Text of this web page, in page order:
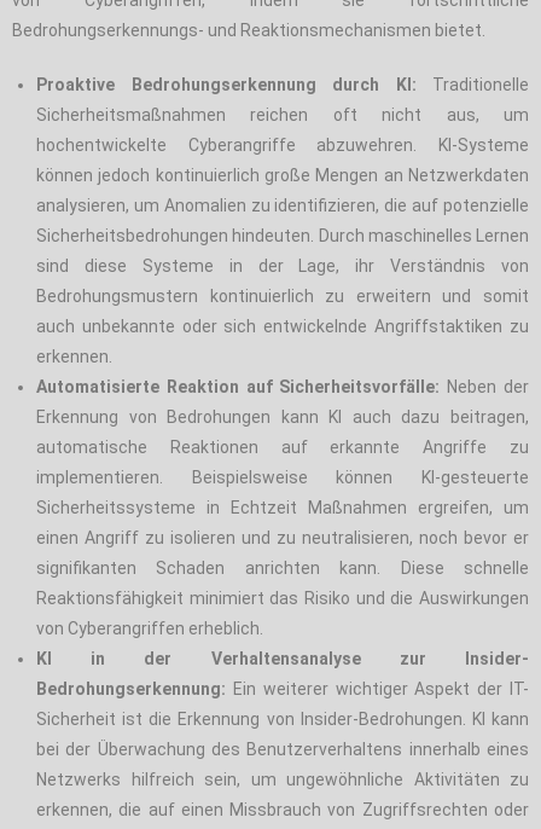
Bedrohungserkennungs- und Reaktionsmechanismen bietet.
Proaktive Bedrohungserkennung durch KI: Traditionelle
Sicherheitsmaßnahmen reichen oft nicht aus, um
hochentwickelte Cyberangriffe abzuwehren. KI-Systeme
können jedoch kontinuierlich große Mengen an Netzwerkdaten
analysieren, um Anomalien zu identifizieren, die auf potenzielle
Sicherheitsbedrohungen hindeuten. Durch maschinelles Lernen
sind diese Systeme in der Lage, ihr Verständnis von
Bedrohungsmustern kontinuierlich zu erweitern und somit
auch unbekannte oder sich entwickelnde Angriffstaktiken zu
erkennen.
Automatisierte Reaktion auf Sicherheitsvorfälle: Neben der
Erkennung von Bedrohungen kann KI auch dazu beitragen,
automatische Reaktionen auf erkannte Angriffe zu
implementieren. Beispielsweise können KI-gesteuerte
Sicherheitssysteme in Echtzeit Maßnahmen ergreifen, um
einen Angriff zu isolieren und zu neutralisieren, noch bevor er
signifikanten Schaden anrichten kann. Diese schnelle
Reaktionsfähigkeit minimiert das Risiko und die Auswirkungen
von Cyberangriffen erheblich.
KI in der Verhaltensanalyse zur Insider-
Bedrohungserkennung: Ein weiterer wichtiger Aspekt der IT-
Sicherheit ist die Erkennung von Insider-Bedrohungen. KI kann
bei der Überwachung des Benutzerverhaltens innerhalb eines
Netzwerks hilfreich sein, um ungewöhnliche Aktivitäten zu
erkennen, die auf einen Missbrauch von Zugriffsrechten oder